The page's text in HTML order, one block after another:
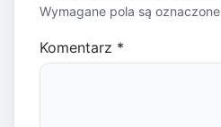
Wymagane pola są oznaczone
Komentarz *